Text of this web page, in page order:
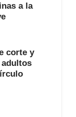
a la
corte y